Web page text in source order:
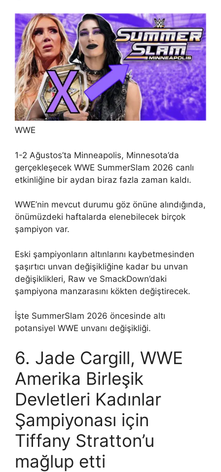
WWE
1-2 Ağustos’ta Minneapolis, Minnesota’da
gerçekleşecek WWE SummerSlam 2026 canlı
etkinliğine bir aydan biraz fazla zaman kaldı.
WWE’nin mevcut durumu göz önüne alındığında,
önümüzdeki haftalarda elenebilecek birçok
şampiyon var.
Eski şampiyonların altınlarını kaybetmesinden
şaşırtıcı unvan değişikliğine kadar bu unvan
değişiklikleri, Raw ve SmackDown’daki
şampiyona manzarasını kökten değiştirecek.
İşte SummerSlam 2026 öncesinde altı
potansiyel WWE unvanı değişikliği.
6. Jade Cargill, WWE
Amerika Birleşik
Devletleri Kadınlar
Şampiyonası için
Tiffany Stratton’u
mağlup etti